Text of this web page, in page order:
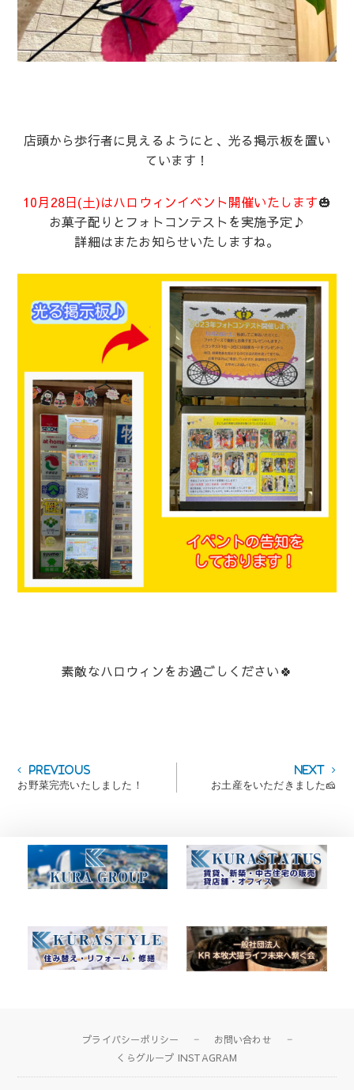
店頭から歩行者に見えるようにと、光る掲示板を置い
ています！
10月28日(土)はハロウィンイベント開催いたします🎃
お菓子配りとフォトコンテストを実施予定♪
詳細はまたお知らせいたしますね。
素敵なハロウィンをお過ごしください🍀
投
稿
ゲ
ー
シ
ン
PreviousPrevious
post:
お野菜完売いたしました！
Next
post:お土産をいただきました🧀
プライバシーポリシー
お問い合わせ
くらグループ INSTAGRAM